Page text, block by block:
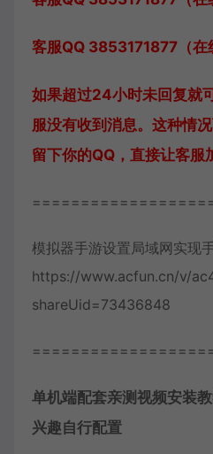
客服QQ 3853171877（在
如果超过24小时未回复就
服没有收到消息。这种情
留下你的QQ，直接让客服
模拟器手游设置局域网实现
https://www.acfun.cn/v/
shareUid=73436848
单机端配套亲测视频安装
兴趣自行配置